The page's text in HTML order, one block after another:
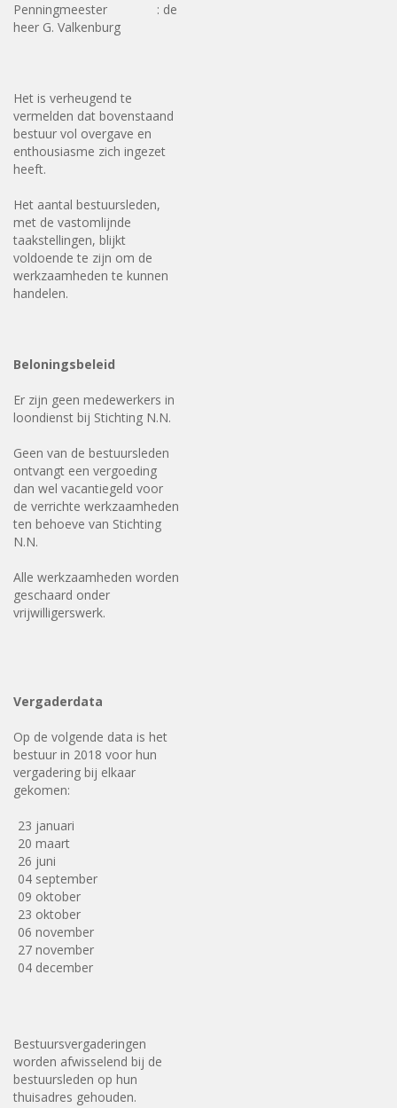
Penningmeester : de
heer G. Valkenburg
Het is verheugend te
vermelden dat bovenstaand
bestuur vol overgave en
enthousiasme zich ingezet
heeft.
Het aantal bestuursleden,
met de vastomlijnde
taakstellingen, blijkt
voldoende te zijn om de
werkzaamheden te kunnen
handelen.
Beloningsbeleid
Er zijn geen medewerkers in
loondienst bij Stichting N.N.
Geen van de bestuursleden
ontvangt een vergoeding
dan wel vacantiegeld voor
de verrichte werkzaamheden
ten behoeve van Stichting
N.N.
Alle werkzaamheden worden
geschaard onder
vrijwilligerswerk.
Vergaderdata
Op de volgende data is het
bestuur in 2018 voor hun
vergadering bij elkaar
gekomen:
23 januari
20 maart
26 juni
04 september
09 oktober
23 oktober
06 november
27 november
04 december
Bestuursvergaderingen
worden afwisselend bij de
bestuursleden op hun
thuisadres gehouden.